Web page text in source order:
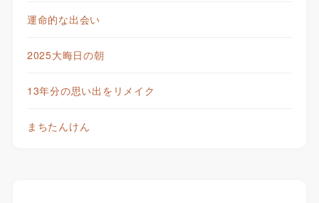
運命的な出会い
2025大晦日の朝
13年分の思い出をリメイク
まちたんけん